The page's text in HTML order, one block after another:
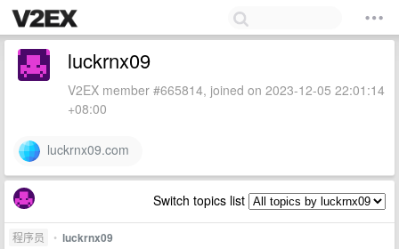
luckrnx09
V2EX member #665814, joined on 2023-12-05 22:01:14
+08:00
luckrnx09.com
Switch topics list
程序员 • luckrnx09